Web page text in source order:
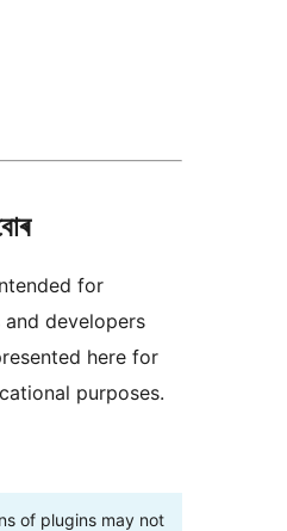
for
developers
here for
purposes.
of plugins may not